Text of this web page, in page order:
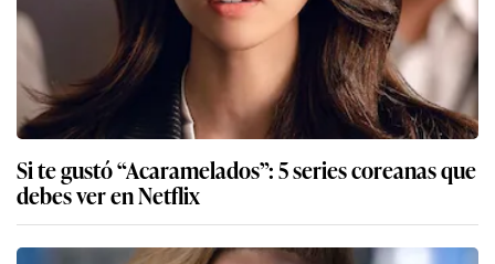
Si te gustó “Acaramelados”: 5 series coreanas que
debes ver en Netflix